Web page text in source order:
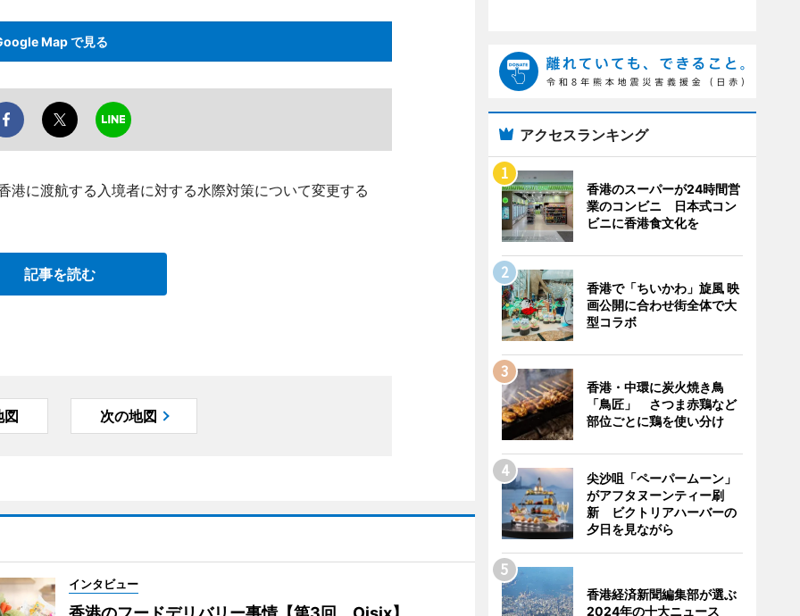
Map で見る
に渡航する入境者に対する水際対策について変更する
記事を読む
図 次の地図
インタビュー
アクセスランキング
香港のスーパーが24時間営
業のコンビニ 日本式コン
ビニに香港食文化を
香港で「ちいかわ」旋風 映
画公開に合わせ街全体で大
型コラボ
香港・中環に炭火焼き鳥
「鳥匠」 さつま赤鶏など
部位ごとに鶏を使い分け
尖沙咀「ペーパームーン」
がアフタヌーンティー刷
新 ビクトリアハーバーの
夕日を見ながら
香港経済新聞編集部が選ぶ
2024年の十大ニュース